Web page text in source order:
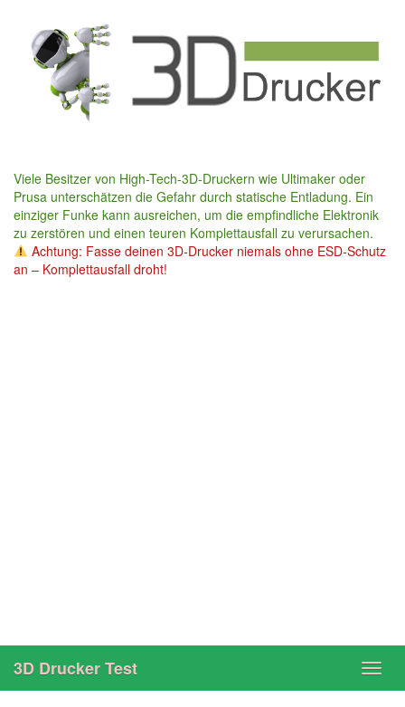
content
Viele Besitzer von High-Tech-3D-Druckern wie Ultimaker oder
Prusa unterschätzen die Gefahr durch statische Entladung. Ein
einziger Funke kann ausreichen, um die empfindliche Elektronik
zu zerstören und einen teuren Komplettausfall zu verursachen.
Achtung: Fasse deinen 3D-Drucker niemals ohne ESD-Schutz
an – Komplettausfall droht!
3D Drucker Test